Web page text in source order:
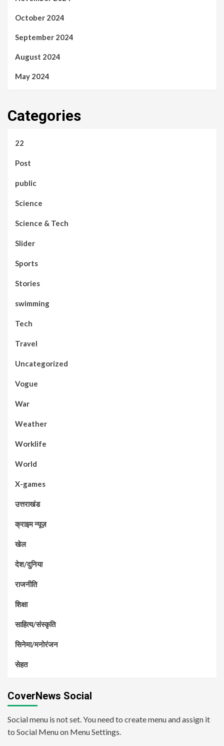
October 2024
September 2024
August 2024
May 2024
Categories
22
Post
public
Science
Science & Tech
Slider
Sports
Stories
swimming
Tech
Travel
Uncategorized
Vogue
War
Weather
Worklife
World
X-games
उत्तराखंड
क्राइम न्यूज़
खेल
देश/दुनिया
राजनीति
शिक्षा
साहित्य/संस्कृति
सिनेमा/मनोरंजन
सेहत
CoverNews Social
Social menu is not set. You need to create menu and assign it
to Social Menu on Menu Settings.